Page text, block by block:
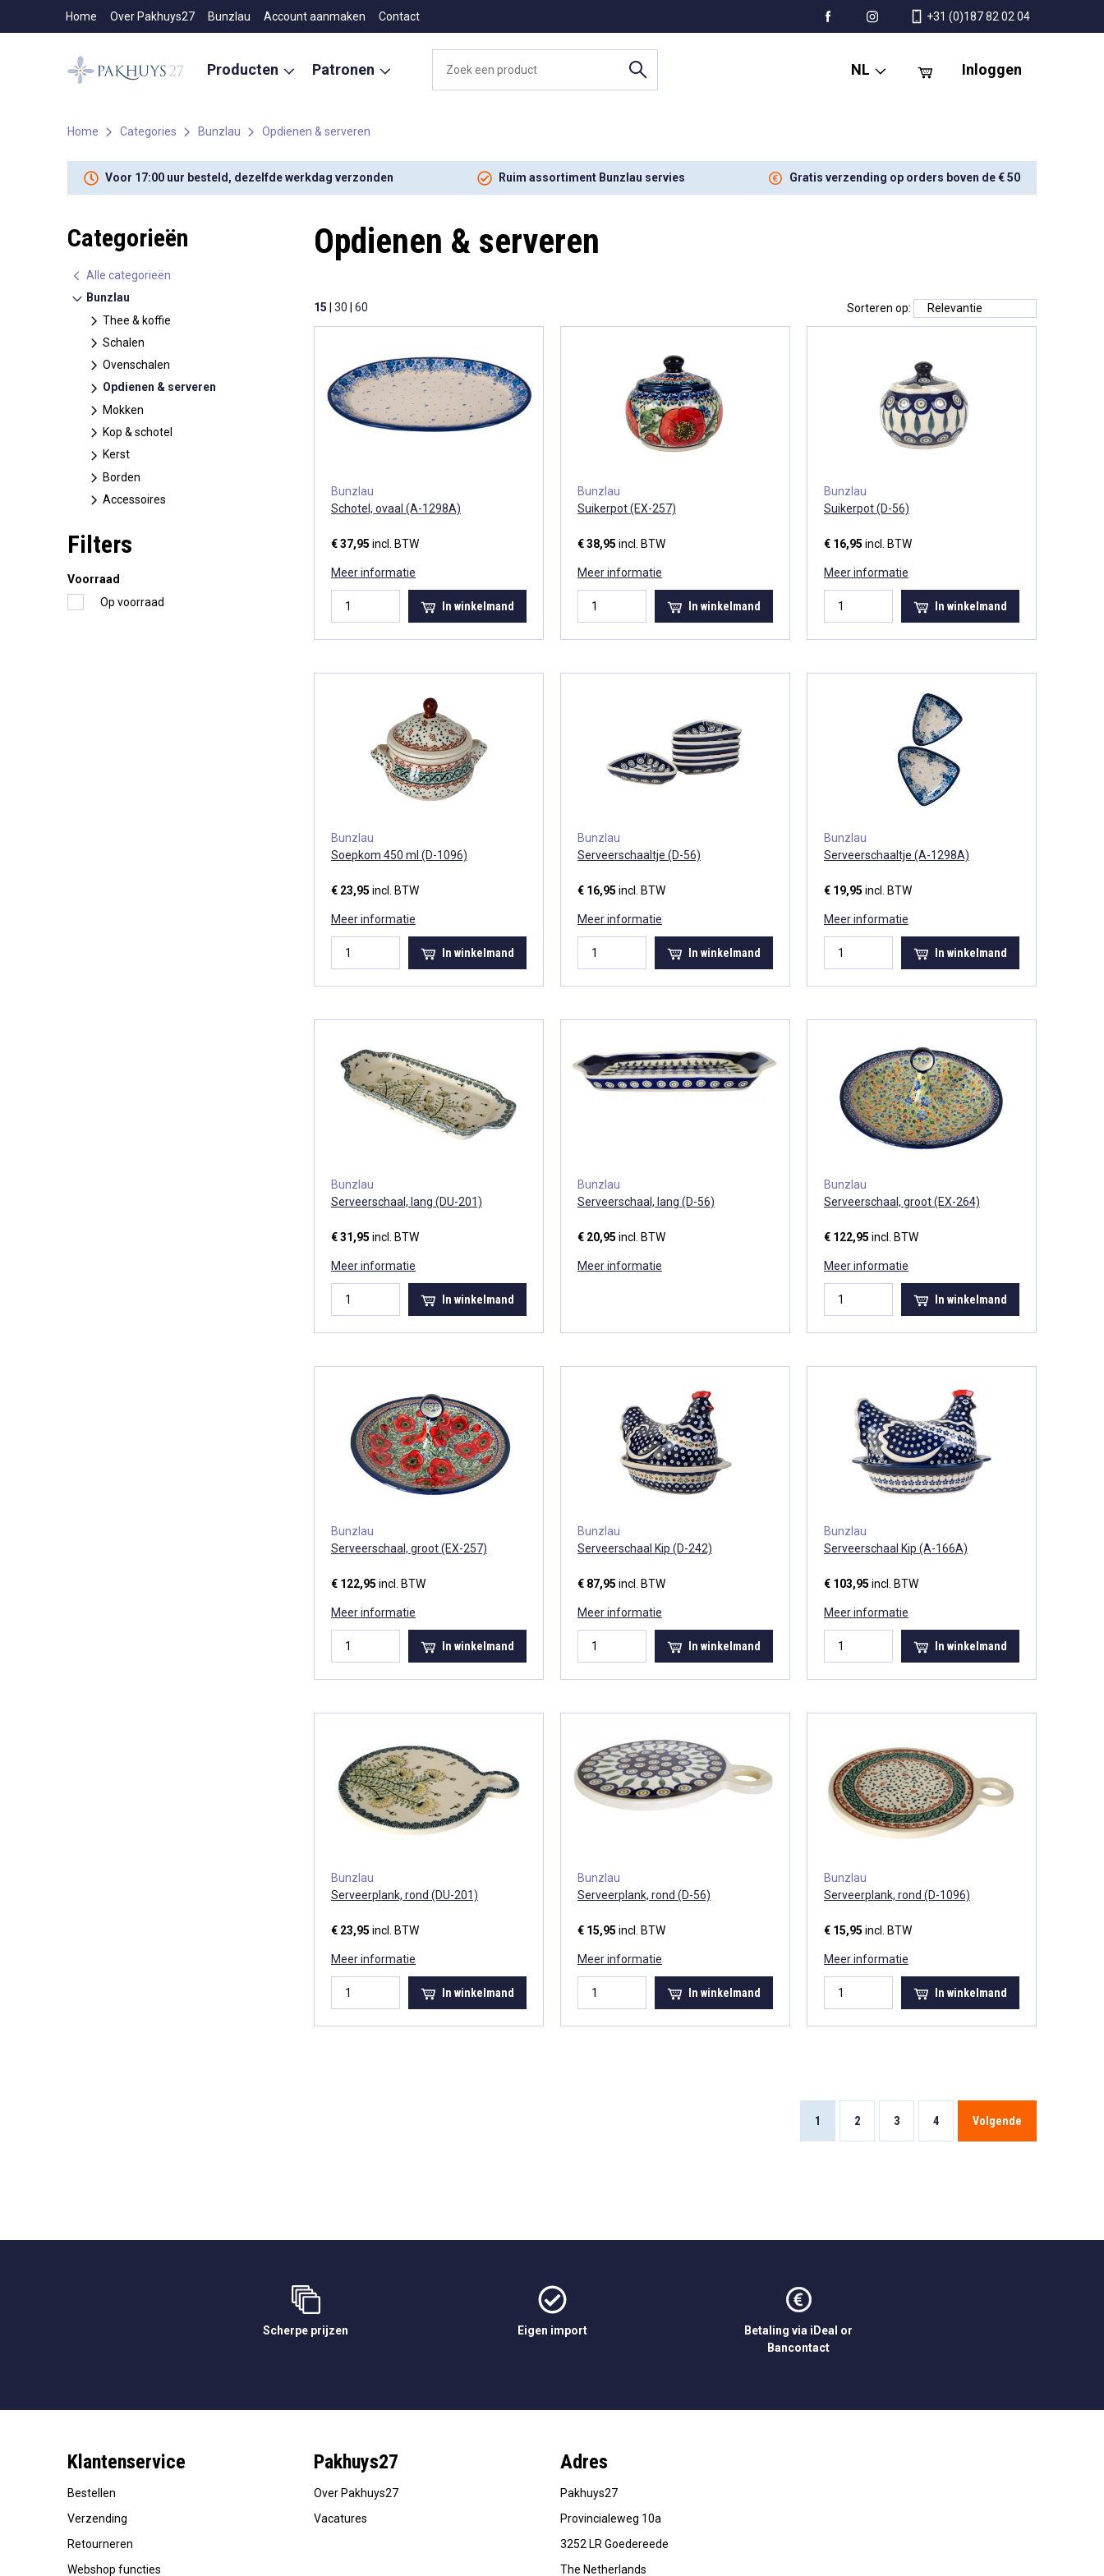
NL Inloggen
Producten Patronen
Home Over Pakhuys27 Bunzlau Account aanmaken Contact +31 (0)187 82 02 04
Home Categories Bunzlau Opdienen & serveren
Voor 17:00 uur besteld, dezelfde werkdag verzonden Ruim assortiment Bunzlau servies Gratis verzending op orders boven de € 50
Categorieën
Alle categorieën
Bunzlau
Thee & koffie
Schalen
Ovenschalen
Opdienen & serveren
Mokken
Kop & schotel
Kerst
Borden
Accessoires
Filters
Voorraad
Op voorraad
Opdienen & serveren
15 30 60 Sorteren op:
Bunzlau
Schotel, ovaal (A-1298A)
€ 37,95 incl. BTW
Meer informatie
In winkelmand
Bunzlau
Suikerpot (EX-257)
€ 38,95 incl. BTW
Meer informatie
In winkelmand
Bunzlau
Suikerpot (D-56)
€ 16,95 incl. BTW
Meer informatie
In winkelmand
Bunzlau
Soepkom 450 ml (D-1096)
€ 23,95 incl. BTW
Meer informatie
In winkelmand
Bunzlau
Serveerschaaltje (D-56)
€ 16,95 incl. BTW
Meer informatie
In winkelmand
Bunzlau
Serveerschaaltje (A-1298A)
€ 19,95 incl. BTW
Meer informatie
In winkelmand
Bunzlau
Serveerschaal, lang (DU-201)
€ 31,95 incl. BTW
Meer informatie
In winkelmand
Bunzlau
Serveerschaal, lang (D-56)
€ 20,95 incl. BTW
Meer informatie
Bunzlau
Serveerschaal, groot (EX-264)
€ 122,95 incl. BTW
Meer informatie
In winkelmand
Bunzlau
Serveerschaal, groot (EX-257)
€ 122,95 incl. BTW
Meer informatie
In winkelmand
Bunzlau
Serveerschaal Kip (D-242)
€ 87,95 incl. BTW
Meer informatie
In winkelmand
Bunzlau
Serveerschaal Kip (A-166A)
€ 103,95 incl. BTW
Meer informatie
In winkelmand
Bunzlau
Serveerplank, rond (DU-201)
€ 23,95 incl. BTW
Meer informatie
In winkelmand
Bunzlau
Serveerplank, rond (D-56)
€ 15,95 incl. BTW
Meer informatie
In winkelmand
Bunzlau
Serveerplank, rond (D-1096)
€ 15,95 incl. BTW
Meer informatie
In winkelmand
1 2 3 4 Volgende
Scherpe prijzen Eigen import
Betaling via iDeal or
Bancontact
Klantenservice
Bestellen
Verzending
Retourneren
Webshop functies
Pakhuys27
Over Pakhuys27
Vacatures
Adres
Pakhuys27
Provincialeweg 10a
3252 LR Goedereede
The Netherlands